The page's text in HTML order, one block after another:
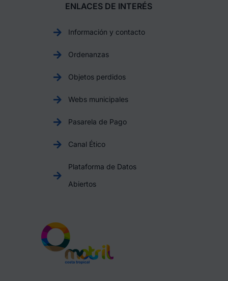
ENLACES DE INTERÉS
Información y contacto
Ordenanzas
Objetos perdidos
Webs municipales
Pasarela de Pago
Canal Ético
Plataforma de Datos
Abiertos